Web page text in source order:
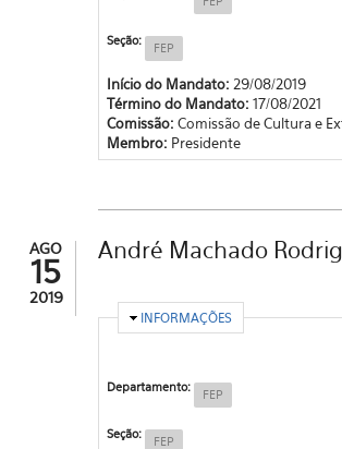
Seção: FEP
Início do Mandato: 29/08/2019
Término do Mandato: 17/08/2021
Comissão: Comissão de Cultura e
Membro: Presidente
AGO
15
2019
André Machado
OCULTAR
INFORMAÇÕES
Departamento: FEP
Seção: FEP